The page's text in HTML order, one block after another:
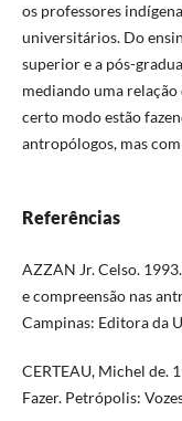
os professores
universitários. Do
superior e a pós-
mediando uma
certo modo estão
antropólogos, mas
Referências
AZZAN Jr. Celso.
e compreensão nas
Campinas: Editora da
CERTEAU, Michel de.
Fazer. Petrópolis: